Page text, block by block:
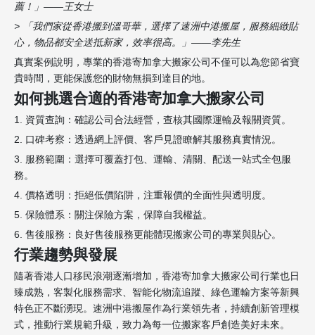
薦！」——王女士
> 「我們家從香港搬到溫哥華，選擇了速洲中港搬屋，服務細緻貼
心，物品都安全送抵新家，效率很高。」——李先生
真實案例說明，專業的香港寄加拿大搬家公司不僅可以為您節省寶
貴時間，更能保護您的財物無損到達目的地。
如何挑選合適的香港寄加拿大搬家公司
1. 資質查詢：確認公司合法經營，查核其國際運輸及報關資質。
2. 口碑考察：透過網上評價、客戶見證瞭解其服務真實情況。
3. 服務範圍：選擇可覆蓋打包、運輸、清關、配送一站式全包服
務。
4. 價格透明：拒絕低價陷阱，注重報價的全面性與透明度。
5. 保險體系：關注保險方案，保障自我權益。
6. 售後服務：良好售後服務更能體現搬家公司的專業與貼心。
行業趨勢與發展
隨著香港人口移民浪潮逐漸增加，香港寄加拿大搬家公司行業也日
臻成熟，客製化服務需求、智能化物流追蹤、綠色運輸方案等新興
特色正不斷湧現。速洲中港搬屋作為行業領先者，持續創新管理模
式，推動行業規範升級，致力為每一位搬家客戶創造美好未來。